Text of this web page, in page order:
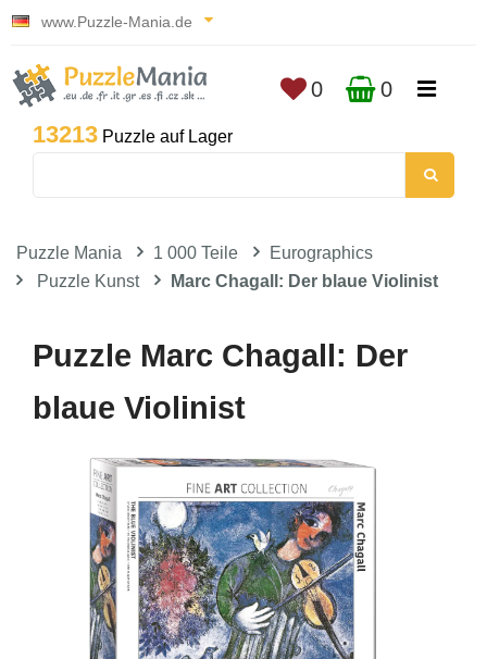
www.Puzzle-Mania.de
13213 Puzzle auf Lager
0 0
Puzzle Mania 1 000 Teile
Eurographics
Puzzle Kunst
Marc Chagall: Der blaue Violinist
Puzzle Marc Chagall: Der
blaue Violinist